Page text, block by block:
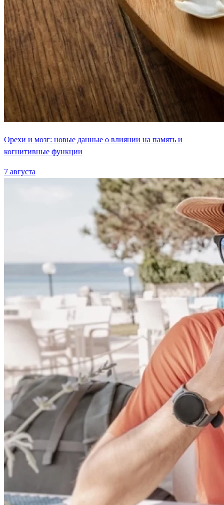
Орехи и мозг: новые данные о влиянии на память и
когнитивные функции
7 августа